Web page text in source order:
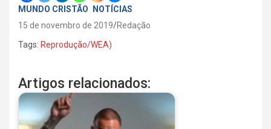
MUNDO CRISTÃO
NOTÍCIAS
15 de novembro de 2019 Redação
Tags: Reprodução/WEA)
Artigos relacionados: